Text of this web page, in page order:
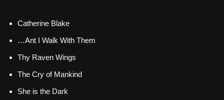
Catherine Blake
…Ant I Walk With Them
Thy Raven Wings
The Cry of Mankind
She is the Dark